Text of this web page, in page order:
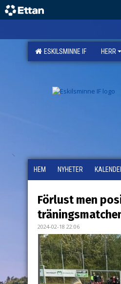
ESKILSMINNE IF HERR
HEM NYHETER
Förlust men
2024-02-18 22:06